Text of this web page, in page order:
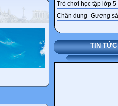
Trò chơi học tập lớp 5
Chân dung- Gương
TIN TỨC